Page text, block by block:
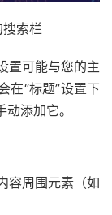
索栏
置可能与您的主
在“标题”设置下
添加它。
容周围元素（如